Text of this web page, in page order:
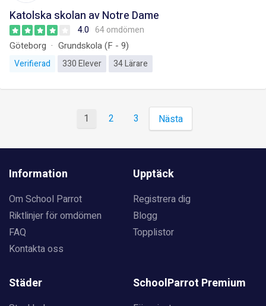
Katolska skolan av Notre Dame
4.0 64 omdömen
Göteborg Grundskola (F - 9)
Verifierad 330 Elever 34 Lärare
1 2 3 Nästa
Information
Om School Parrot
Riktlinjer för omdömen
FAQ
Kontakta oss
Upptäck
Registrera dig
Blogg
Topplistor
Städer SchoolParrot Premium